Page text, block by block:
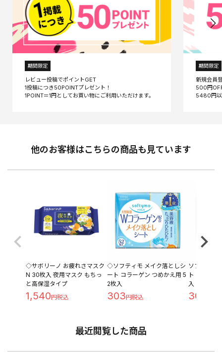
期間限定
レビュー投稿でポイントGET
1投稿につき50POINTプレゼント！
期間限定
新規会員
500円
他のお客様はこちらの商品も見ています
◇サボリーノ お疲れさマスク
N 30枚入 夜用マスク もちっ
と高保湿タイプ
1,540
◇ソフティモ メイク落としシ
ート コラーゲン つめかえ用 5
2枚入
303
ソフティモ
ト ホワイ
入
303
最近閲覧した商品